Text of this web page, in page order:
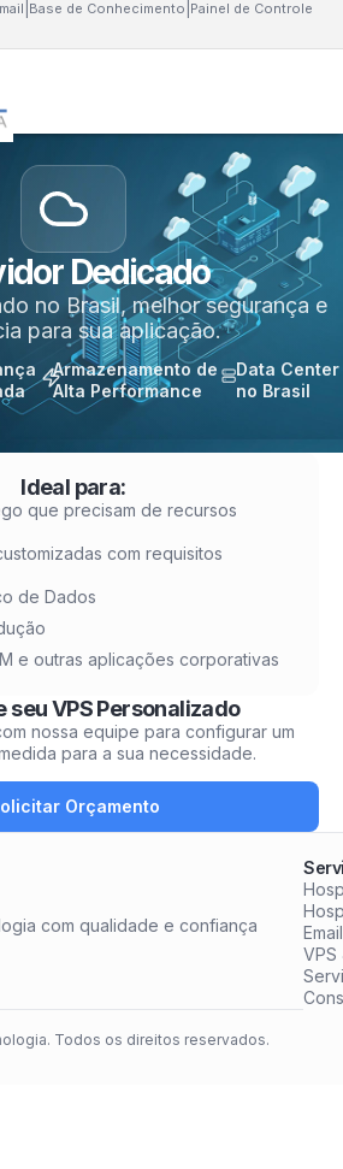
Base de Conhecimento Painel de Controle
Dedicado
no Brasil, melhor segurança e
para sua aplicação.
Armazenamento de
Alta Performance
Data Center
no Brasil
Ideal para:
que precisam de recursos
com requisitos
de Dados
e outras aplicações corporativas
seu VPS Personalizado
nossa equipe para configurar um
para a sua necessidade.
Orçamento
com qualidade e confiança
VPS
Todos os direitos reservados.